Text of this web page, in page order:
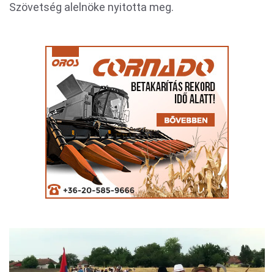
Szövetség alelnöke nyitotta meg.